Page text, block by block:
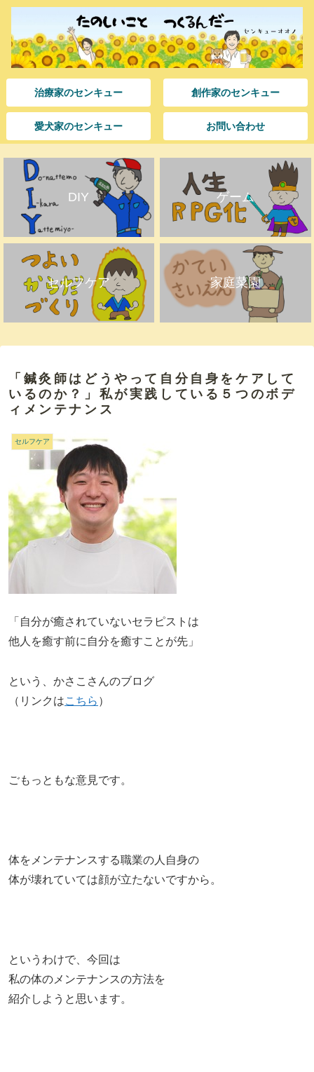
治療家のセンキュー 創作家のセンキュー
愛犬家のセンキュー お問い合わせ
DIY ゲーム
セルフケア 家庭菜園
「鍼灸師はどうやって自分自身をケアして
いるのか？」私が実践している５つのボデ
ィメンテナンス
セルフケア
「自分が癒されていないセラピストは
他人を癒す前に自分を癒すことが先」
という、かさこさんのブログ
（リンクはこちら ）
ごもっともな意見です。
体をメンテナンスする職業の人自身の
体が壊れていては顔が立たないですから。
というわけで、今回は
私の体のメンテナンスの方法を
紹介しようと思います。